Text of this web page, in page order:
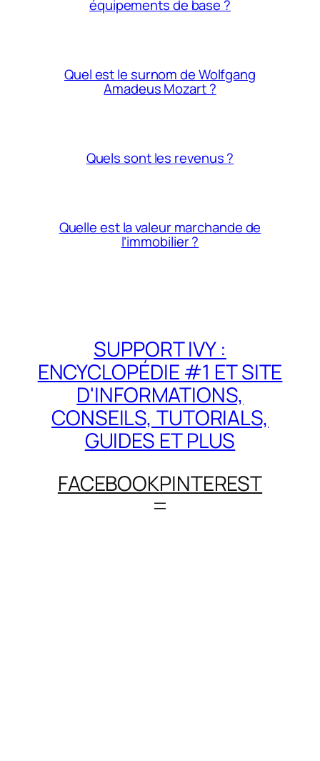
équipements de base ?
Quel est le surnom de Wolfgang
Amadeus Mozart ?
Quels sont les revenus ?
Quelle est la valeur marchande de
l’immobilier ?
SUPPORT IVY :
ENCYCLOPÉDIE #1 ET SITE
D'INFORMATIONS,
CONSEILS, TUTORIALS,
GUIDES ET PLUS
FACEBOOKPINTEREST